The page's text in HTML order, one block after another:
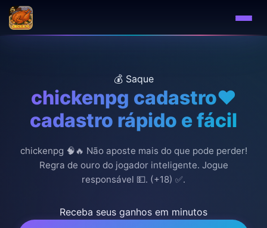
💰 Saque
chickenpg cadastro❤️
cadastro rápido e fácil
chickenpg 🧠🔥 Não aposte mais do que pode perder!
Regra de ouro do jogador inteligente. Jogue
responsável 💵. (+18) ✅.
Receba seus ganhos em minutos